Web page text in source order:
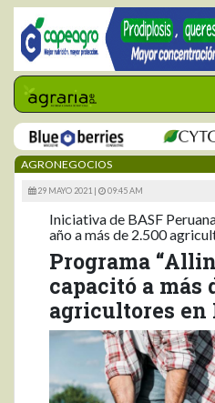
AGRONEGOCIOS
29 MAYO 2021 | 09:45 AM
Iniciativa de BASF
año a más de 2.500
Programa
capacitó a más
agricultores en